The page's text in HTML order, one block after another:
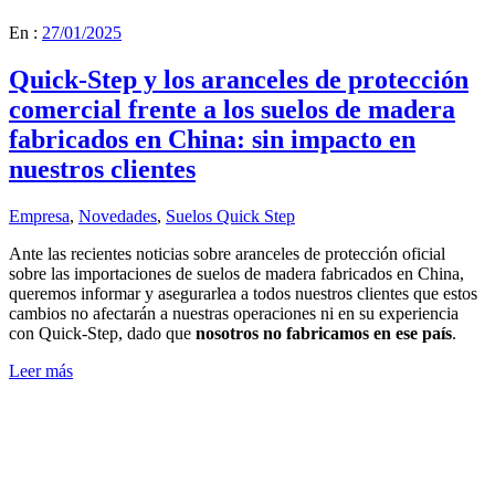
En : 27/01/2025
Quick-Step y los aranceles de protección
comercial frente a los suelos de madera
fabricados en China: sin impacto en
nuestros clientes
Empresa, Novedades, Suelos Quick Step
Ante las recientes noticias sobre aranceles de protección oficial
sobre las importaciones de suelos de madera fabricados en China,
queremos informar y asegurarlea a todos nuestros clientes que estos
cambios no afectarán a nuestras operaciones ni en su experiencia
con Quick-Step, dado que nosotros no fabricamos en ese país.
Leer más